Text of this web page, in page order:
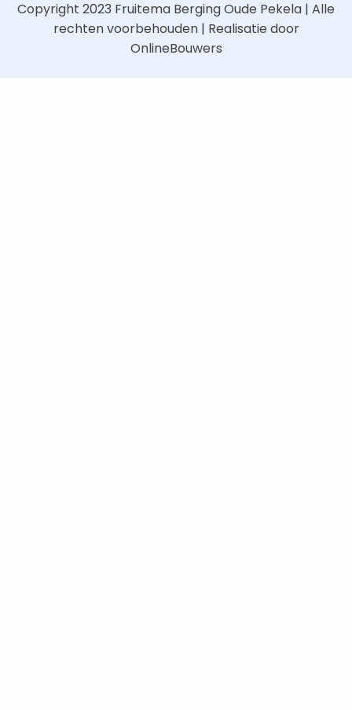
Copyright 2023 Fruitema Berging Oude Pekela | Alle
rechten voorbehouden | Realisatie door
OnlineBouwers